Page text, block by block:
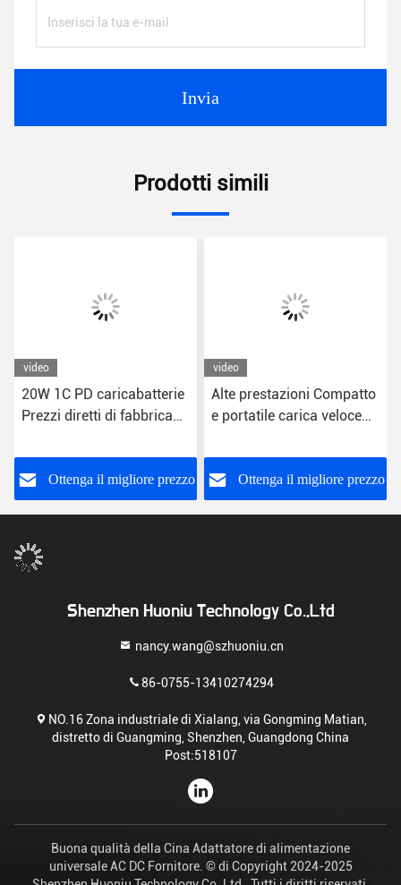
Invia
Prodotti simili
video
20W 1C PD caricabatterie
Prezzi diretti di fabbrica
eccezionale Smartphone
La tua ricarica Funzione
di ricarica rapida
Ottenga il migliore prezzo
video
Alte prestazioni Compatto
e portatile carica veloce
parete 5V
Ottenga il migliore prezzo
Shenzhen Huoniu Technology Co.,Ltd
nancy.wang@szhuoniu.cn
86-0755-13410274294
NO.16 Zona industriale di Xialang, via Gongming Matian,
distretto di Guangming, Shenzhen, Guangdong China
Post:518107
Buona qualità della Cina Adattatore di alimentazione
universale AC DC Fornitore. © di Copyright 2024-2025